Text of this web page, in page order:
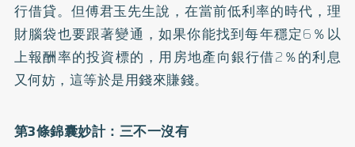
行借貸。但傅君玉先生說，在當前低利率的時代，理
財腦袋也要跟著變通，如果你能找到每年穩定6％以
上報酬率的投資標的，用房地產向銀行借2％的利息
又何妨，這等於是用錢來賺錢。
第3條錦囊妙計：三不一沒有